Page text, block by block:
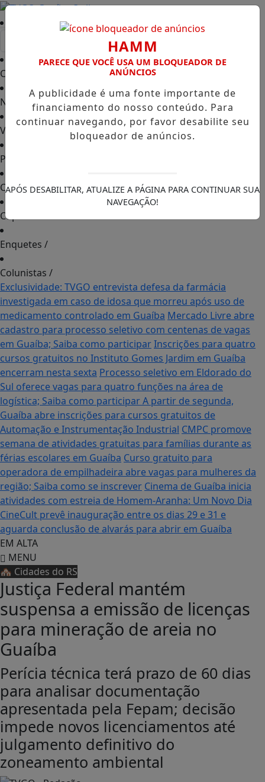
Capa
Notícias/
Vídeos TVGO
PODCAST
Contato/
Cupons de Desconto
Enquetes /
Colunistas /
Exclusividade: TVGO entrevista defesa da farmácia
investigada em caso de idosa que morreu após uso de
medicamento controlado em Guaíba Mercado Livre abre
cadastro para processo seletivo com centenas de vagas
em Guaíba; Saiba como participarInscrições para quatro
cursos gratuitos no Instituto Gomes Jardim em Guaíba
encerram nesta sexta Processo seletivo em Eldorado do
Sul oferece vagas para quatro funções na área de
logística; Saiba como participarA partir de segunda,
Guaíba abre inscrições para cursos gratuitos de
Automação e Instrumentação Industrial CMPC promove
semana de atividades gratuitas para famílias durante as
férias escolares em Guaíba Curso gratuito para
operadora de empilhadeira abre vagas para mulheres da
região; Saiba como se inscrever Cinema de Guaíba inicia
atividades com estreia de Homem-Aranha: Um Novo Dia
CineCult prevê inauguração entre os dias 29 e 31 e
aguarda conclusão de alvarás para abrir em Guaíba
EM ALTA
MENU
🏘️ Cidades do RS
Justiça Federal mantém
suspensa a emissão de licenças
para mineração de areia no
Guaíba
Perícia técnica terá prazo de 60 dias
para analisar documentação
apresentada pela Fepam; decisão
impede novos licenciamentos até
julgamento definitivo do
zoneamento ambiental
HAMM
PARECE QUE VOCÊ USA UM BLOQUEADOR DE
ANÚNCIOS
A publicidade é uma fonte importante de
financiamento do nosso conteúdo. Para
continuar navegando, por favor desabilite seu
bloqueador de anúncios.
APÓS DESABILITAR, ATUALIZE A PÁGINA PARA CONTINUAR SUA
NAVEGAÇÃO!